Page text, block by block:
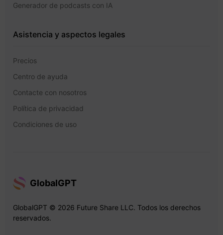
Generador de podcasts con IA
Asistencia y aspectos legales
Precios
Centro de ayuda
Contacte con nosotros
Política de privacidad
Condiciones de uso
GlobalGPT
GlobalGPT © 2026 Future Share LLC. Todos los derechos
reservados.